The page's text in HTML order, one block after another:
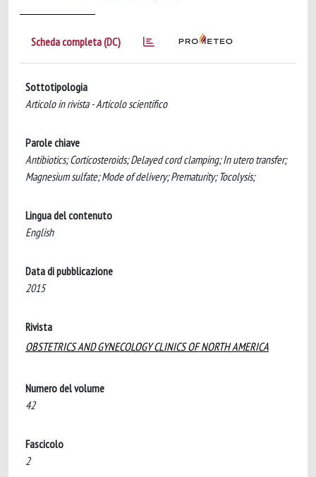
Scheda completa (DC)
Sottotipologia
Articolo in rivista - Articolo scientifico
Parole chiave
Antibiotics; Corticosteroids; Delayed cord clamping; In utero transfer;
Magnesium sulfate; Mode of delivery; Prematurity; Tocolysis;
Lingua del contenuto
English
Data di pubblicazione
2015
Rivista
OBSTETRICS AND GYNECOLOGY CLINICS OF NORTH AMERICA
Numero del volume
42
Fascicolo
2